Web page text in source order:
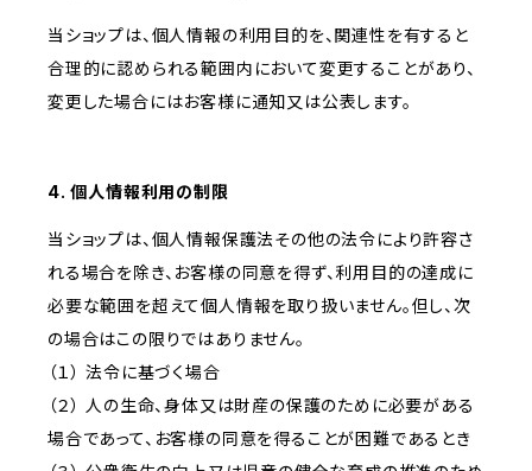
当ショップは、個人情報の利用目的を、関連性を有すると
合理的に認められる範囲内において変更することがあり、
変更した場合にはお客様に通知又は公表します。
4. 個人情報利用の制限
当ショップは、個人情報保護法その他の法令により許容さ
れる場合を除き、お客様の同意を得ず、利用目的の達成に
必要な範囲を超えて個人情報を取り扱いません。但し、次
の場合はこの限りではありません。
（１） 法令に基づく場合
（２） 人の生命、身体又は財産の保護のために必要がある
場合であって、お客様の同意を得ることが困難であるとき